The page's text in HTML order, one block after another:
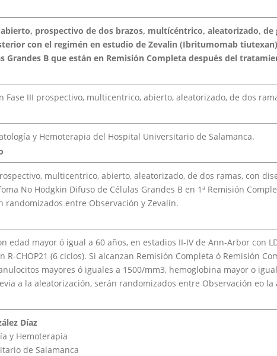
abierto, prospectivo de dos brazos, multícéntrico, aleatorizado,
con el regimén en estudio de Zevalin (Ibritumomab
Grandes B que están en Remisión Completa después del
Fase III prospectivo, multicentrico, abierto, aleatorizado, de dos
y Hemoterapia del Hospital Universitario de Salamanca.
multicentrico, abierto, aleatorizado, de dos ramas, con
No Hodgkin Difuso de Células Grandes B en 1ª Remisión
randomizados entre Observación y Zevalin.
edad mayor ó igual a 60 años, en estadios II-IV de Ann-Arbor con
R-CHOP21 (6 ciclos). Si alcanzan Remisión Completa ó Remisión
mayores ó iguales a 1500/mm3, hemoglobina mayor o
a la aleatorización, serán randomizados entre Observación eo
Díaz
y Hemoterapia
de Salamanca